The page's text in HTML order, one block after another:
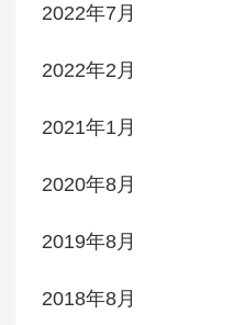
2022年7月
2022年2月
2021年1月
2020年8月
2019年8月
2018年8月